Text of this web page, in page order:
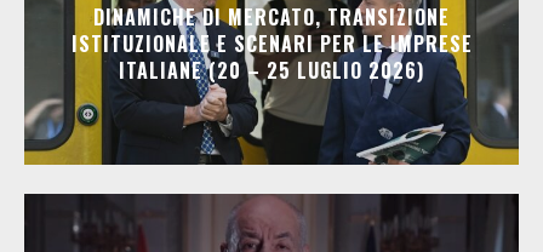
DINAMICHE DI MERCATO, TRANSIZIONE
ISTITUZIONALE E SCENARI PER LE IMPRESE
ITALIANE (20 – 25 LUGLIO 2026)